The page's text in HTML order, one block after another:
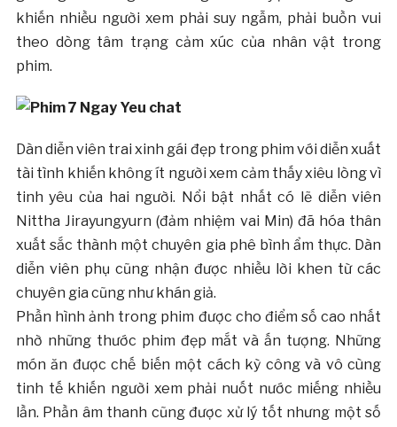
khiến nhiều người xem phải suy ngẫm, phải buồn vui
theo dòng tâm trạng cảm xúc của nhân vật trong
phim.
Dàn diễn viên trai xinh gái đẹp trong phim với diễn xuất
tài tình khiến không ít người xem cảm thấy xiêu lòng vì
tinh yêu của hai người. Nổi bật nhất có lẽ diễn viên
Nittha Jirayungyurn (đảm nhiệm vai Min) đã hóa thân
xuất sắc thành một chuyên gia phê bình ẩm thực. Dàn
diễn viên phụ cũng nhận được nhiều lời khen từ các
chuyên gia cũng như khán giả.
Phần hình ảnh trong phim được cho điểm số cao nhất
nhờ những thước phim đẹp mắt và ấn tượng. Những
món ăn được chế biến một cách kỳ công và vô cùng
tinh tế khiến người xem phải nuốt nước miếng nhiều
lần. Phần âm thanh cũng được xử lý tốt nhưng một số